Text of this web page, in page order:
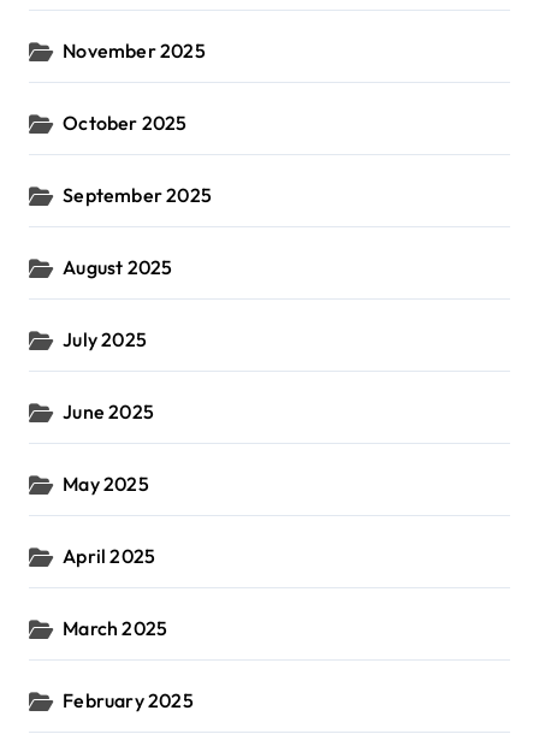
November 2025
October 2025
September 2025
August 2025
July 2025
June 2025
May 2025
April 2025
March 2025
February 2025